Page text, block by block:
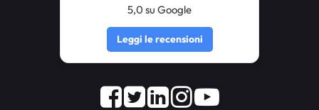
5,0 su Google
Leggi le recensioni
Facebook
TwitterLinkedInInstagram
Youtube